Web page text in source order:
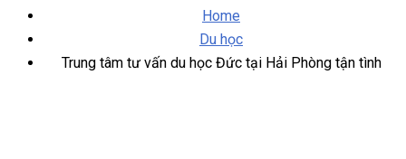
Home
Du học
Trung tâm tư vấn du học Đức tại Hải Phòng tận tình